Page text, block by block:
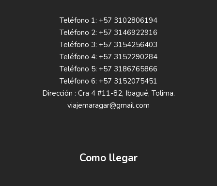
Teléfono 1: +57 3102806194
Teléfono 2: +57 3146922916
Teléfono 3: +57 3154256403
Teléfono 4: +57 3152290284
Teléfono 5: +57 3186765866
Teléfono 6: +57 3152075451
Dirección : Cra 4 #11-82, Ibagué, Tolima.
viajemaragar@gmail.com
Como llegar